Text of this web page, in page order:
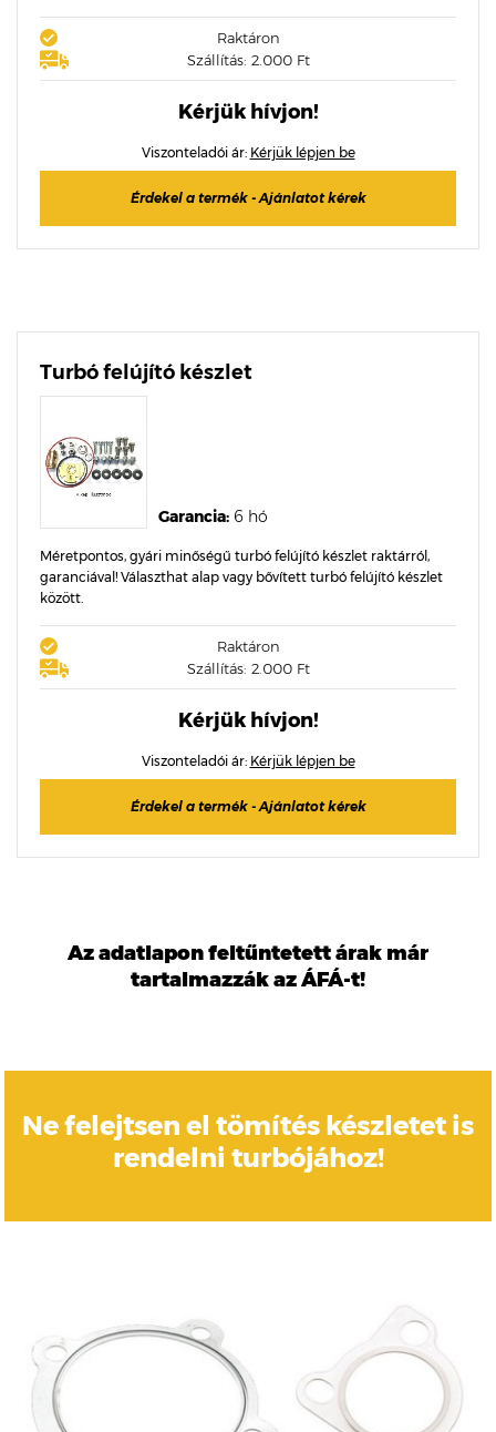
Raktáron
Szállítás: 2.000 Ft
Kérjük hívjon!
Viszonteladói ár: Kérjük lépjen be
Érdekel a termék - Ajánlatot kérek
Turbó felújító készlet
Garancia: 6 hó
Méretpontos, gyári minőségű turbó felújító készlet raktárról,
garanciával! Választhat alap vagy bővített turbó felújító készlet
között.
Raktáron
Szállítás: 2.000 Ft
Kérjük hívjon!
Viszonteladói ár: Kérjük lépjen be
Érdekel a termék - Ajánlatot kérek
Az adatlapon feltűntetett árak már
tartalmazzák az ÁFÁ-t!
Ne felejtsen el tömítés készletet is
rendelni turbójához!